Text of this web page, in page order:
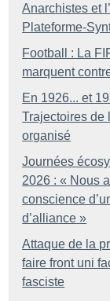
Anarchistes et
Plateforme-
Football : La
marquent
En 1926... et
Trajectoires de
organisé
Journées
2026 : « Nous
conscience
d’alliance »
Attaque de la
faire front uni
fasciste